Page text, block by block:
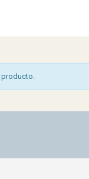
producto.